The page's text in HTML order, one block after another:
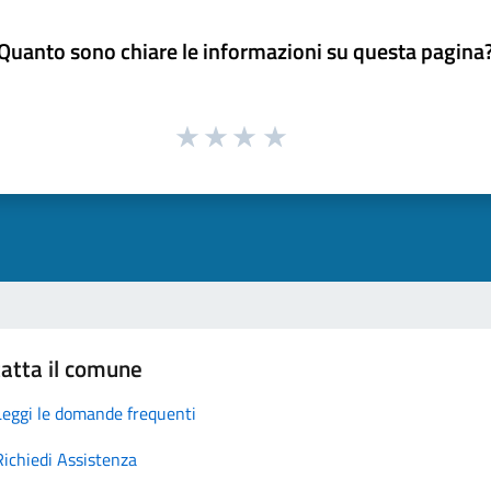
sono chiare le informazioni su questa
il comune
le domande frequenti
Assistenza